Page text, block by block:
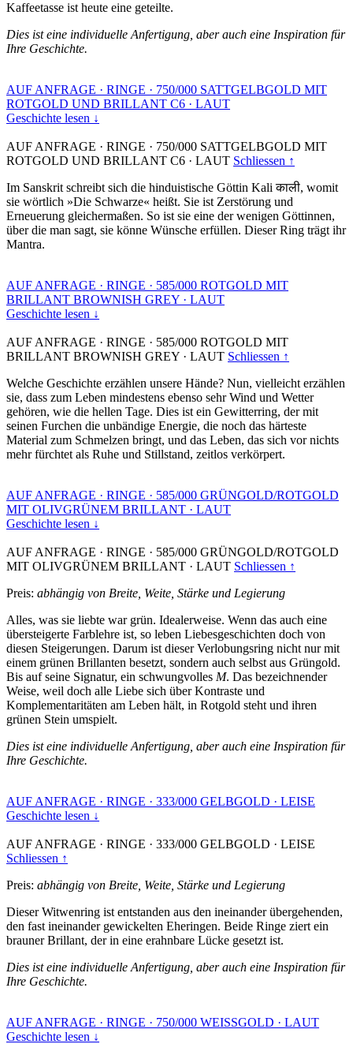
Kaffeetasse ist heute eine geteilte.
Dies ist eine individuelle Anfertigung, aber auch eine Inspiration für
Ihre Geschichte.
AUF ANFRAGE · RINGE · 750/000 SATTGELBGOLD MIT
ROTGOLD UND BRILLANT C6 · LAUT
Geschichte lesen ↓
AUF ANFRAGE · RINGE · 750/000 SATTGELBGOLD MIT
ROTGOLD UND BRILLANT C6 · LAUT Schliessen ↑
Im Sanskrit schreibt sich die hinduistische Göttin Kali काली, womit
sie wörtlich »Die Schwarze« heißt. Sie ist Zerstörung und
Erneuerung gleichermaßen. So ist sie eine der wenigen Göttinnen,
über die man sagt, sie könne Wünsche erfüllen. Dieser Ring trägt ihr
Mantra.
AUF ANFRAGE · RINGE · 585/000 ROTGOLD MIT
BRILLANT BROWNISH GREY · LAUT
Geschichte lesen ↓
AUF ANFRAGE · RINGE · 585/000 ROTGOLD MIT
BRILLANT BROWNISH GREY · LAUT Schliessen ↑
Welche Geschichte erzählen unsere Hände? Nun, vielleicht erzählen
sie, dass zum Leben mindestens ebenso sehr Wind und Wetter
gehören, wie die hellen Tage. Dies ist ein Gewitterring, der mit
seinen Furchen die unbändige Energie, die noch das härteste
Material zum Schmelzen bringt, und das Leben, das sich vor nichts
mehr fürchtet als Ruhe und Stillstand, zeitlos verkörpert.
AUF ANFRAGE · RINGE · 585/000 GRÜNGOLD/ROTGOLD
MIT OLIVGRÜNEM BRILLANT · LAUT
Geschichte lesen ↓
AUF ANFRAGE · RINGE · 585/000 GRÜNGOLD/ROTGOLD
MIT OLIVGRÜNEM BRILLANT · LAUT Schliessen ↑
Preis: abhängig von Breite, Weite, Stärke und Legierung
Alles, was sie liebte war grün. Idealerweise. Wenn das auch eine
übersteigerte Farblehre ist, so leben Liebesgeschichten doch von
diesen Steigerungen. Darum ist dieser Verlobungsring nicht nur mit
einem grünen Brillanten besetzt, sondern auch selbst aus Grüngold.
Bis auf seine Signatur, ein schwungvolles M. Das bezeichnender
Weise, weil doch alle Liebe sich über Kontraste und
Komplementaritäten am Leben hält, in Rotgold steht und ihren
grünen Stein umspielt.
Dies ist eine individuelle Anfertigung, aber auch eine Inspiration für
Ihre Geschichte.
AUF ANFRAGE · RINGE · 333/000 GELBGOLD · LEISE
Geschichte lesen ↓
AUF ANFRAGE · RINGE · 333/000 GELBGOLD · LEISE
Schliessen ↑
Preis: abhängig von Breite, Weite, Stärke und Legierung
Dieser Witwenring ist entstanden aus den ineinander übergehenden,
den fast ineinander gewickelten Eheringen. Beide Ringe ziert ein
brauner Brillant, der in eine erahnbare Lücke gesetzt ist.
Dies ist eine individuelle Anfertigung, aber auch eine Inspiration für
Ihre Geschichte.
AUF ANFRAGE · RINGE · 750/000 WEISSGOLD · LAUT
Geschichte lesen ↓